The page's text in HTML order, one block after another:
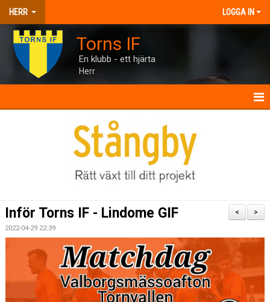
HERR LOGGA IN
Torns IF
En klubb - ett hjärta
Herr
TRUPPEN
BILDGALLERI
ÅRETS TORNARE
>
<
Inför Torns IF - Lindome GIF
2022-04-29 22:39